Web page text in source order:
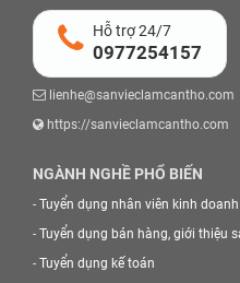
Hỗ trợ 24/7
0977254157
lienhe@sanvieclamcantho.com
https://sanvieclamcantho.com
NGÀNH NGHỀ PHỔ BIẾN
- Tuyển dụng nhân viên kinh doanh
- Tuyển dụng bán hàng, giới thiệu
- Tuyển dụng kế toán